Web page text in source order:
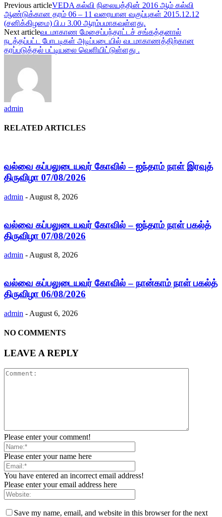
Previous articleVEDA கல்வி நிலையத்தின் 2016 ஆம் கல்வி
ஆண்டுக்கான தரம் 06 – 11 வரையான வகுப்புகள் 2015.12.12
(சனிக்கிழமை) பி.ப 3.00 ஆரம்பமாகவுள்ளது.
Next articleவடமாகாண மேசைப்பந்தாட்டச் சங்கத்தனால்
நடத்தப்பட்ட போடடிகள் அடிப்படையில் வடமாகாணத்திற்கான
தரப்படுத்தல் பட்டியலை வெளியிட்டுள்ளது .
admin
RELATED ARTICLES
வல்வை கப்பலுடையவர் கோவில் – ஐந்தாம் நாள் இரவுத்
திருவிழா 07/08/2026
admin - August 8, 2026
வல்வை கப்பலுடையவர் கோவில் – ஐந்தாம் நாள் பகல்த்
திருவிழா 07/08/2026
admin - August 8, 2026
வல்வை கப்பலுடையவர் கோவில் – நான்காம் நாள் பகல்த்
திருவிழா 06/08/2026
admin - August 6, 2026
NO COMMENTS
LEAVE A REPLY
Please enter your comment!
Please enter your name here
You have entered an incorrect email address!
Please enter your email address here
Save my name, email, and website in this browser for the next